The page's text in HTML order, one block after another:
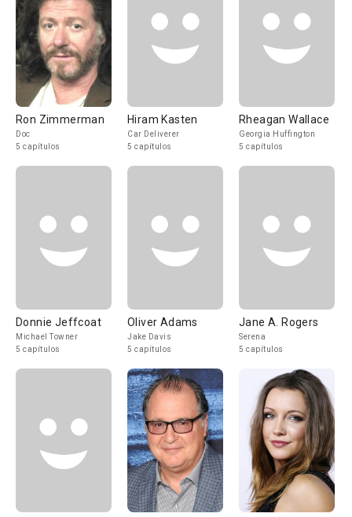
Ron Zimmerman
Doc
5 capítulos
Hiram Kasten
Car Deliverer
5 capítulos
Rheagan Wallace
Georgia Huffington
5 capítulos
Donnie Jeffcoat
Michael Towner
5 capítulos
Oliver Adams
Jake Davis
5 capítulos
Jane A. Rogers
Serena
5 capítulos